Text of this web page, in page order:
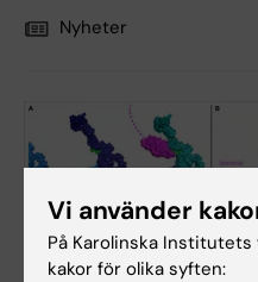
Nyheter
11 mar 2022
Vi använder
På Karolinska
kakor för olika syften: